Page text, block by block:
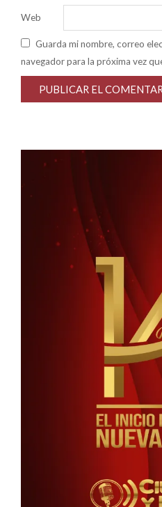
Web
Guarda mi nombre, correo
navegador para la próxima vez